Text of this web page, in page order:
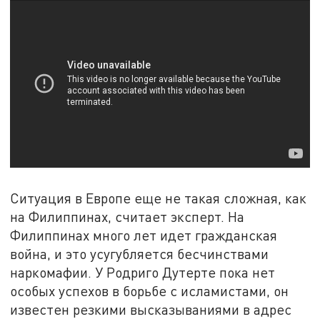
Ситуация в Европе еще не такая сложная, как
на Филиппинах, считает эксперт. На
Филиппинах много лет идет гражданская
война, и это усугубляется бесчинствами
наркомафии. У Родриго Дутерте пока нет
особых успехов в борьбе с исламистами, он
известен резкими высказываниями в адрес